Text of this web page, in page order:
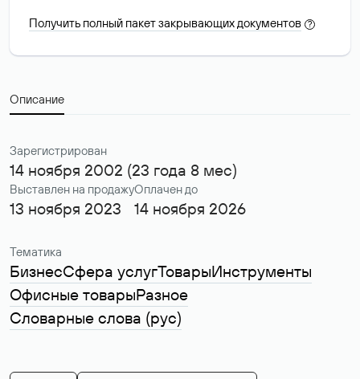
Получить полный пакет закрывающих документов ?
Описание
Зарегистрирован
14 ноября 2002 (23 года 8 мес)
Выставлен на продажу
13 ноября 2023
Оплачен до
14 ноября 2026
Тематика
БизнесСфера услугТоварыИнструменты
Офисные товарыРазное
Словарные слова (рус)